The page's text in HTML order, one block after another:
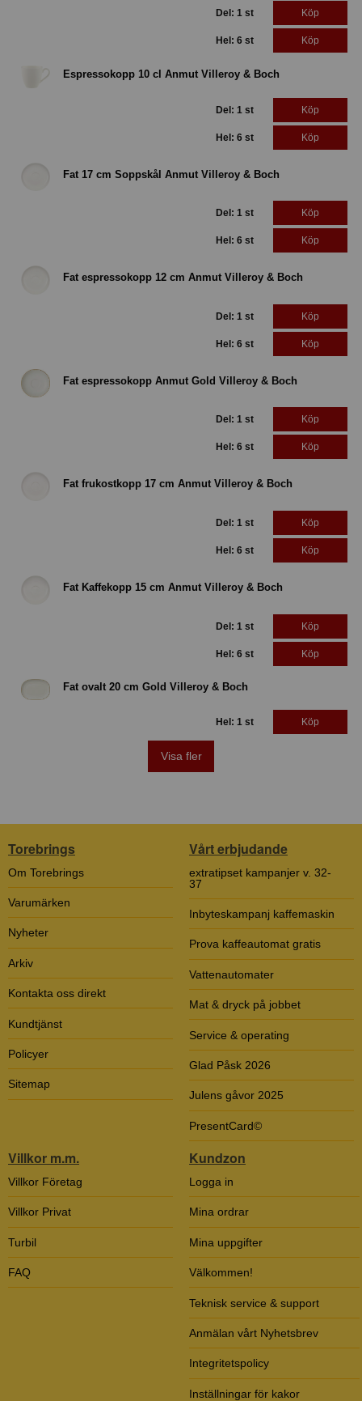
Del: 1 st Köp
Hel: 6 st Köp
Espressokopp 10 cl Anmut Villeroy & Boch
Del: 1 st Köp
Hel: 6 st Köp
Fat 17 cm Soppskål Anmut Villeroy & Boch
Del: 1 st Köp
Hel: 6 st Köp
Fat espressokopp 12 cm Anmut Villeroy & Boch
Del: 1 st Köp
Hel: 6 st Köp
Fat espressokopp Anmut Gold Villeroy & Boch
Del: 1 st Köp
Hel: 6 st Köp
Fat frukostkopp 17 cm Anmut Villeroy & Boch
Del: 1 st Köp
Hel: 6 st Köp
Fat Kaffekopp 15 cm Anmut Villeroy & Boch
Del: 1 st Köp
Hel: 6 st Köp
Fat ovalt 20 cm Gold Villeroy & Boch
Hel: 1 st Köp
Visa fler
Torebrings
Om Torebrings
Varumärken
Nyheter
Arkiv
Kontakta oss direkt
Kundtjänst
Policyer
Sitemap
Vårt erbjudande
extratipset kampanjer v. 32-
37
Inbyteskampanj kaffemaskin
Prova kaffeautomat gratis
Vattenautomater
Mat & dryck på jobbet
Service & operating
Glad Påsk 2026
Julens gåvor 2025
PresentCard©
Villkor m.m.
Villkor Företag
Villkor Privat
Turbil
FAQ
Kundzon
Logga in
Mina ordrar
Mina uppgifter
Välkommen!
Teknisk service & support
Anmälan vårt Nyhetsbrev
Integritetspolicy
Inställningar för kakor